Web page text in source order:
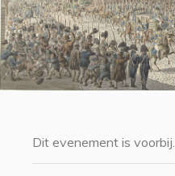
Dit evenement is voorbij.